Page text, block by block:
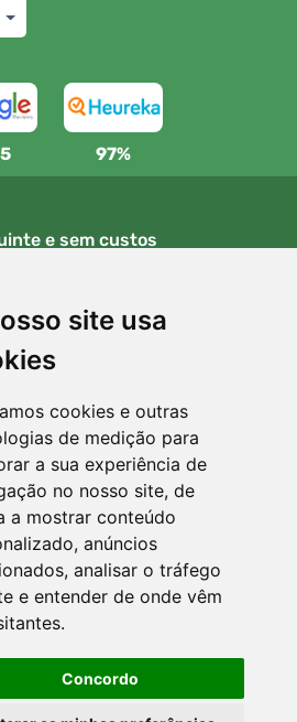
site usa
cookies e outras
de medição para
a sua experiência de
no nosso site, de
a mostrar conteúdo
anúncios
analisar o tráfego
e entender de onde vêm
Concordo
97%
e sem custos
superiores a 80 EUR
gratuitas
a sua encomenda em qualquer
dias
plantamos uma árvore! Leia mais
Adicionar ao carrinho